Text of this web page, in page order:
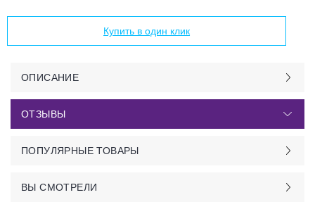
Купить в один клик
ОПИСАНИЕ
ОТЗЫВЫ
ПОПУЛЯРНЫЕ ТОВАРЫ
ВЫ СМОТРЕЛИ